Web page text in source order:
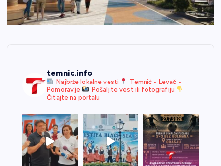
temnic.info
Najbrže lokalne vesti
Temnić • Levač •
Pomoravlje
Pošaljite vest ili fotografiju
Čitajte na portalu